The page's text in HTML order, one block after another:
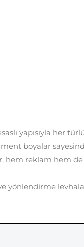
yapısıyla her
boyalar
hem reklam hem
yönlendirme